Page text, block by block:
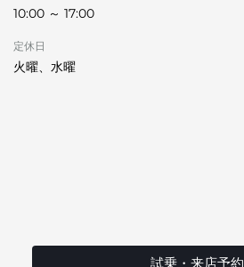
10:00 ～ 17:00
定休日
火曜、水曜
試乗・来店予約